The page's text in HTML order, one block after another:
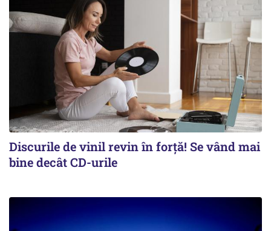
Discurile de vinil revin în forţă! Se vând mai
bine decât CD-urile